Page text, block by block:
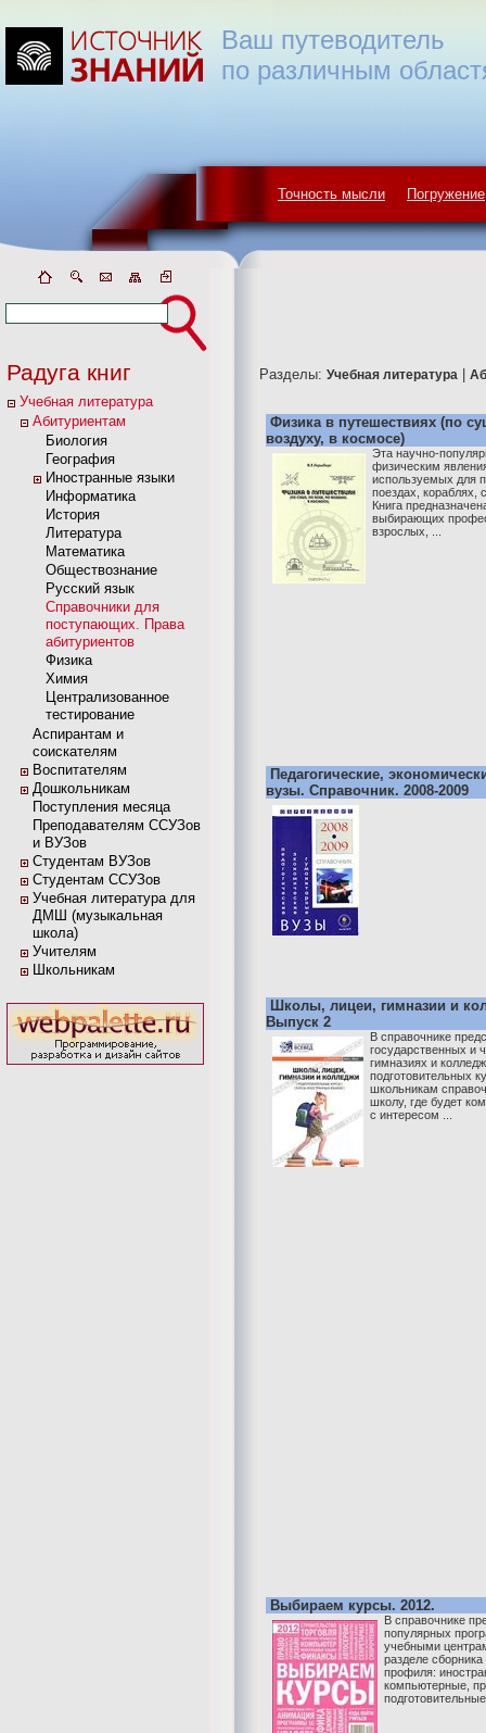
Точность мысли Погружение
Ваш путеводитель
по различным
Радуга книг
Учебная литература
Абитуриентам
Биология
География
Иностранные языки
Информатика
История
Литература
Математика
Обществознание
Русский язык
Справочники для
поступающих. Права
абитуриентов
Физика
Химия
Централизованное
тестирование
Аспирантам и
соискателям
Воспитателям
Дошкольникам
Поступления месяца
Преподавателям ССУЗов
и ВУЗов
Студентам ВУЗов
Студентам ССУЗов
Учебная литература для
ДМШ (музыкальная
школа)
Учителям
Школьникам
Разделы: Учебная литература
Физика в путешествиях (по
воздуху, в космосе)
Эта научно-
физическим
используемых для
поездах, кораблях,
Книга
выбирающих
взрослых, ...
Педагогические,
вузы. Справочник. 2008-2009
Школы, лицеи, гимназии и
Выпуск 2
В справочнике
государственных и
гимназиях и
подготовительных
школьникам
школу, где будет
с интересом ...
Выбираем курсы. 2012.
В справочнике
популярных
учебными
разделе
профиля:
компьютерные,